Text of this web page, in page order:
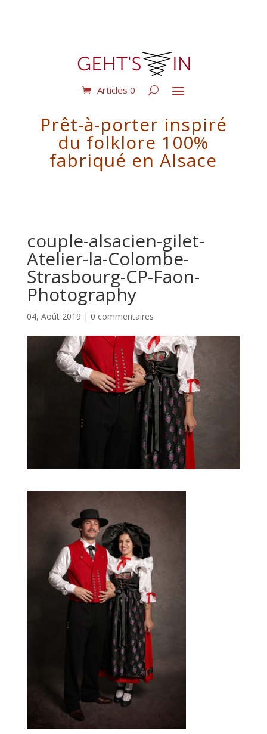
Articles 0
Prêt-à-porter inspiré
du folklore 100%
fabriqué en Alsace
couple-alsacien-gilet-
Atelier-la-Colombe-
Strasbourg-CP-Faon-
Photography
04, Août 2019 | 0 commentaires